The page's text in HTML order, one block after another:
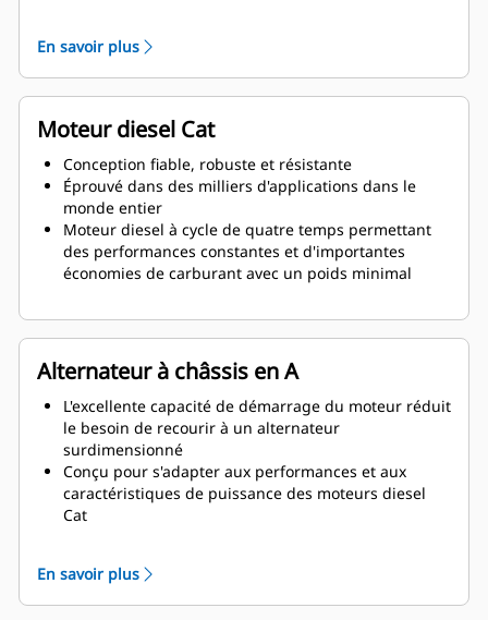
En savoir plus
Moteur diesel Cat
Conception fiable, robuste et résistante
Éprouvé dans des milliers d'applications dans le
monde entier
Moteur diesel à cycle de quatre temps permettant
des performances constantes et d'importantes
économies de carburant avec un poids minimal
Alternateur à châssis en A
L'excellente capacité de démarrage du moteur réduit
le besoin de recourir à un alternateur
surdimensionné
Conçu pour s'adapter aux performances et aux
caractéristiques de puissance des moteurs diesel
Cat
En savoir plus